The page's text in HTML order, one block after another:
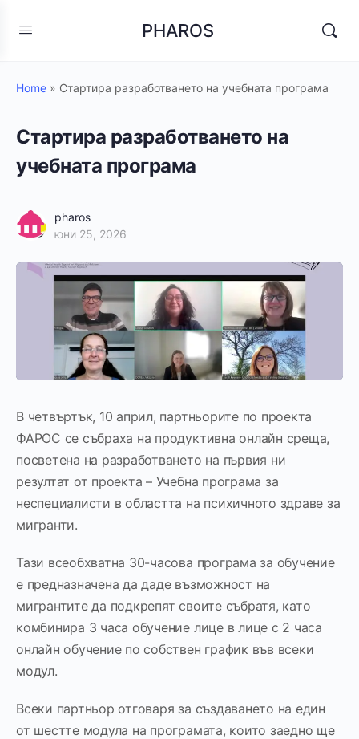
PHAROS
Home » Стартира разработването на учебната програма
Стартира разработването на
учебната програма
pharos
юни 25, 2026
В четвъртък, 10 април, партньорите по проекта
ФАРОС се събраха на продуктивна онлайн среща,
посветена на разработването на първия ни
резултат от проекта – Учебна програма за
неспециалисти в областта на психичното здраве за
мигранти.
Тази всеобхватна 30-часова програма за обучение
е предназначена да даде възможност на
мигрантите да подкрепят своите събратя, като
комбинира 3 часа обучение лице в лице с 2 часа
онлайн обучение по собствен график във всеки
модул.
Всеки партньор отговаря за създаването на един
от шестте модула на програмата, които заедно ще